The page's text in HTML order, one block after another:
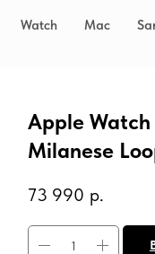
Watch Mac
Apple Watch
Milanese
73 990 р.